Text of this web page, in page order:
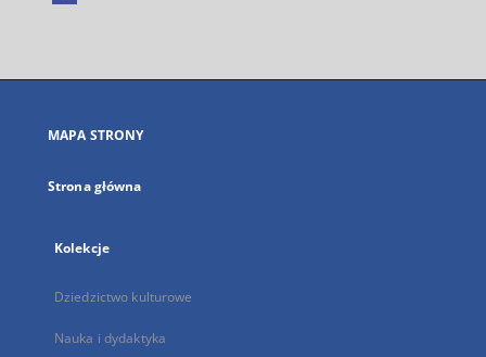
się
karcie
MAPA STRONY
Strona główna
Kolekcje
Dziedzictwo kulturowe
Nauka i dydaktyka